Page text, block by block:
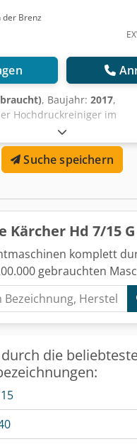
der Brenz
, Baujahr: 2017,
Hochdruckreiniger im
Äußerst robust. Ideal für
liegt. Dwedpfxsk Dz R Ts
Honda-Motor.
und Strahleinheit in top
MwSt. Das Gerät kann
650 Liter / Stunde
beigefügten Datenblatt
Suche speichern
Kärcher Hd 7/15 G
komplett
gebrauchten
die